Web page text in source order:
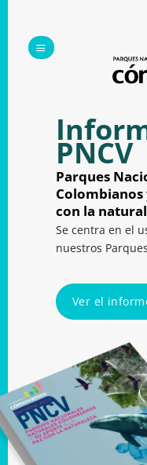
contenido
PNCV
Parques
Colombianos
con la
Se centra en el
nuestros
Ver el